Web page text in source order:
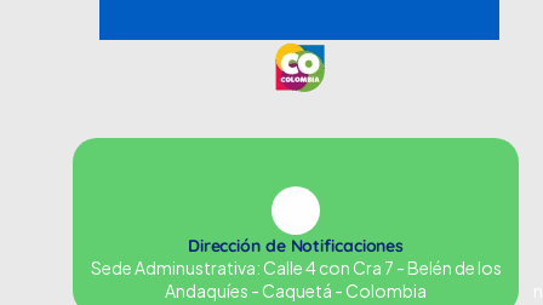
Dirección de Notificaciones
Sede Adminustrativa: Calle 4 con Cra 7 - Belén de los
Andaquíes - Caquetá - Colombia